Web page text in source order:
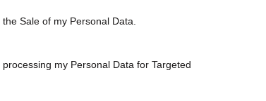
Sale of my Personal Data.
my Personal Data for Targeted
πίνακα του Πικάσο για 10-15 εκατ.